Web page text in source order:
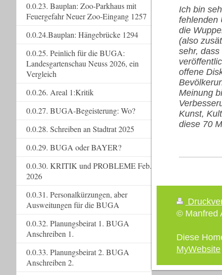
Ich bin
fehlenden
die
(also
sehr,
offene
Meinung
Kunst,
diese 70
© Manfred
Diese
MyWebsite
0.0.23. Bauplan: Zoo-Parkhaus mit
Feuergefahr Neuer Zoo-Eingang 1257
0.0.24.Bauplan: Hängebrücke 1294
0.0.25. Peinlich für die BUGA:
Landesgartenschau Neuss 2026, ein
Vergleich
0.0.26. Areal 1:Kritik
0.0.27. BUGA-Begeisterung: Wo?
0.0.28. Schreiben an Stadtrat 2025
0.0.29. BUGA oder BAYER?
0.0.30. KRITIK und PROBLEME Feb.
2026
0.0.31. Personalkürzungen, aber
Ausweitungen für die BUGA
0.0.32. Planungsbeirat 1. BUGA
Anschreiben 1.
0.0.33. Planungsbeirat 2. BUGA
Anschreiben 2.